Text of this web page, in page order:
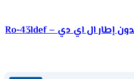
شاشة 43 بوصة اركو بدون إطار ال اي دي Ro-43ldef –